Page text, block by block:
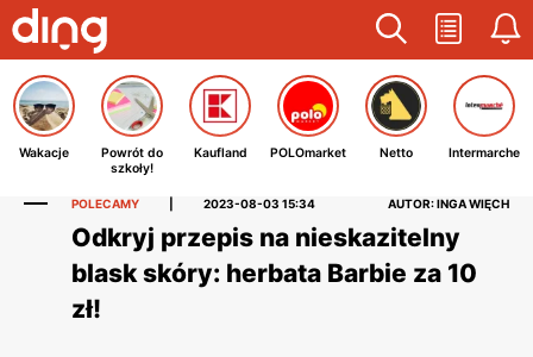
Wakacje
Powrót do
szkoły!
Kaufland POLOmarket Netto Intermarche
POLECAMY 2023-08-03 15:34 AUTOR: INGA WIĘCH
Odkryj przepis na nieskazitelny
blask skóry: herbata Barbie za 10
zł!